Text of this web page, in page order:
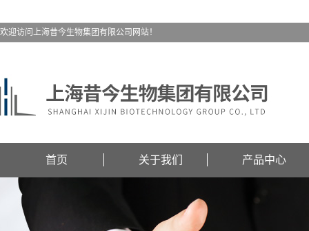
欢迎访问上海昔今生物集团有限公司网站！
首页 关于我们 产品中心